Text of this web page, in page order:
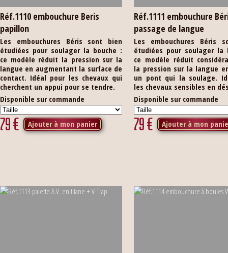
Réf.1110 embouchure Beris
papillon
Les embouchures Béris sont bien
étudiées pour soulager la bouche :
ce modèle réduit la pression sur la
langue en augmentant la surface de
contact. Idéal pour les chevaux qui
cherchent un appui pour se tendre.
Disponible sur commande
79€ Ajouter à mon panier
Réf.1111 embouchure
passage de langue
Les embouchures Béris
étudiées pour soulager la
ce modèle réduit
la pression sur la langue
un pont qui la soulage.
les chevaux sensibles en
Disponible sur commande
79€ Ajouter à mon